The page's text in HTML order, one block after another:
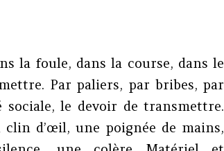
la foule, dans la course, dans le
Par paliers, par bribes, par
le devoir de transmettre.
d’œil, une poignée de mains,